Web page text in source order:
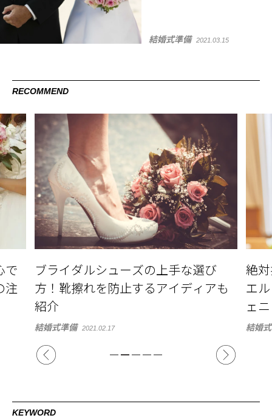
結婚式準備 2021.03.15
RECOMMEND
で
注
ブライダルシューズの上手な選び
方！靴擦れを防止するアイディアも
紹介
結婚式準備 2021.02.17
絶
エ
ェ
結婚
KEYWORD